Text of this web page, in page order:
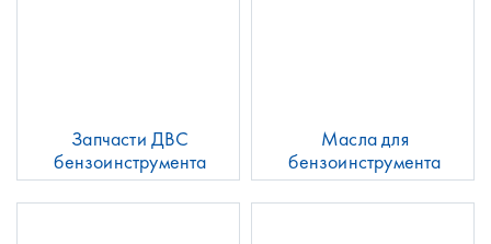
Запчасти ДВС
бензоинструмента
Масла для
бензоинструмента